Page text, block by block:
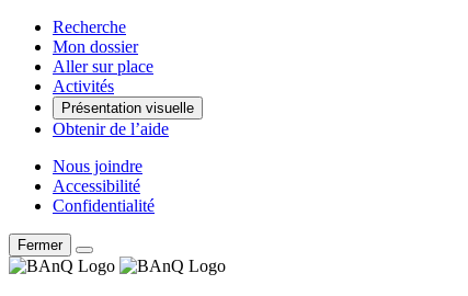
Recherche
Mon dossier
Aller sur place
Activités
Présentation visuelle
Obtenir de l’aide
Nous joindre
Accessibilité
Confidentialité
Fermer